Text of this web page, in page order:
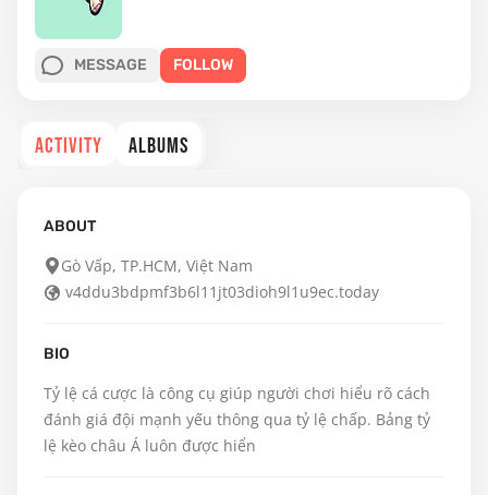
MESSAGE FOLLOW
ACTIVITY ALBUMS
ABOUT
Gò Vấp, TP.HCM, Việt Nam
v4ddu3bdpmf3b6l11jt03dioh9l1u9ec.today
BIO
Tỷ lệ cá cược là công cụ giúp người chơi hiểu rõ cách
đánh giá đội mạnh yếu thông qua tỷ lệ chấp. Bảng tỷ
lệ kèo châu Á luôn được hiển